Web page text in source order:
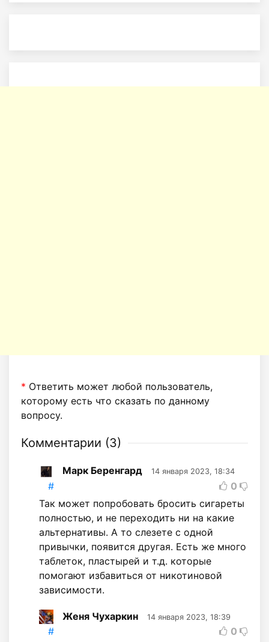
* Ответить может любой пользователь,
которому есть что сказать по данному
вопросу.
Комментарии (3)
Марк Беренгард 14 января 2023, 18:34
#
0
Так может попробовать бросить сигареты
полностью, и не переходить ни на какие
альтернативы. А то слезете с одной
привычки, появится другая. Есть же много
таблеток, пластырей и т.д. которые
помогают избавиться от никотиновой
зависимости.
Женя Чухаркин 14 января 2023, 18:39
#
0